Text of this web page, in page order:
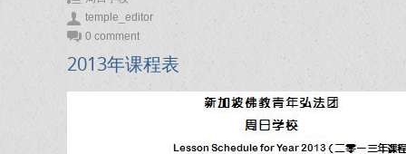
temple_editor
0 comment
2013年课程表